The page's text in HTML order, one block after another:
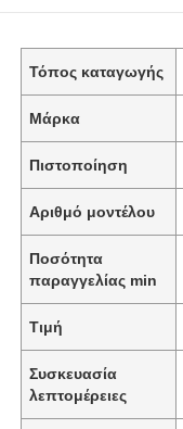
Τόπος καταγωγής
Μάρκα
Πιστοποίηση
Αριθμό μοντέλου
Ποσότητα
παραγγελίας min
Τιμή
Συσκευασία
λεπτομέρειες